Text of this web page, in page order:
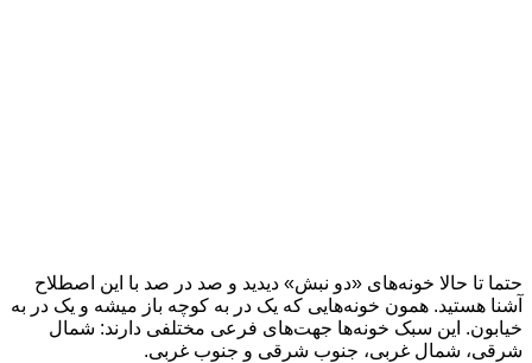
حتما تا حالا خونه‌های «دو نبش» دیدید و صد در صد با این اصطلاح
آشنا هستید. همون خونه‌هایی که یک در به کوچه باز میشه و یک در به
خیابون. این سبک خونه‌ها جهت‌های فرعی مختلفی دارند: شمال
شرقی، شمال غربی، جنوب شرقی و جنوب غربی.